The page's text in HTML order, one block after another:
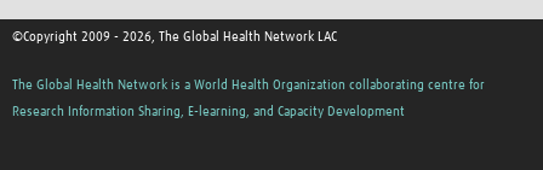
©Copyright 2009 - 2026, The Global Health Network LAC
The Global Health Network is a World Health Organization collaborating centre for
Research Information Sharing, E-learning, and Capacity Development